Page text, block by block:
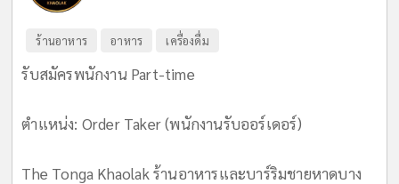
ร้านอาหาร อาหาร เครื่องดื่ม
รับสมัครพนักงาน Part-time
ตำแหน่ง: Order Taker (พนักงานรับออร์เดอร์)
The Tonga Khaolak ร้านอาหารและบาร์ริมชายหาดบาง